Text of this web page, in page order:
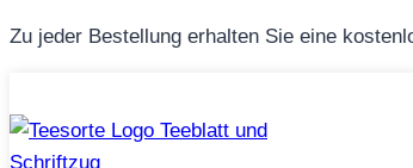
Zum
Zu jeder Bestellung erhalten Sie eine